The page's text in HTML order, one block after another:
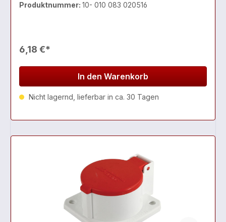
Schaltschränke, Werkbänke oder als
Produktnummer: 10- 010 083 020516
6,18 €*
In den Warenkorb
Nicht lagernd, lieferbar in ca. 30 Tagen